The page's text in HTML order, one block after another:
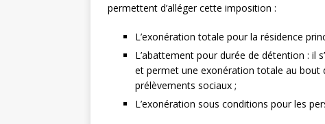
permettent d’alléger cette imposition :
L’exonération totale pour la résidence
L’abattement pour durée de détention : il
et permet une exonération totale au bout
prélèvements sociaux ;
L’exonération sous conditions pour les